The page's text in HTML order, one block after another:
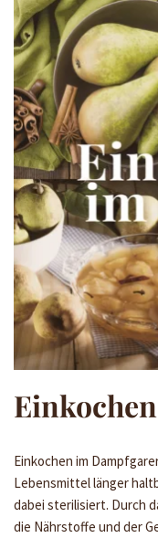
Einkochen im
Lebensmittel länger
dabei sterilisiert. Durch
die Nährstoffe und der